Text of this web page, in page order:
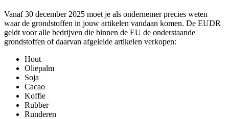
Vanaf 30 december 2025 moet je als ondernemer precies weten
waar de grondstoffen in jouw artikelen vandaan komen. De EUDR
geldt voor alle bedrijven die binnen de EU de onderstaande
grondstoffen of daarvan afgeleide artikelen verkopen:
Hout
Oliepalm
Soja
Cacao
Koffie
Rubber
Runderen